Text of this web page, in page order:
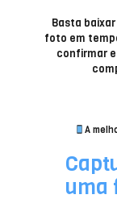
Basta
foto em
confirmar
A
uma